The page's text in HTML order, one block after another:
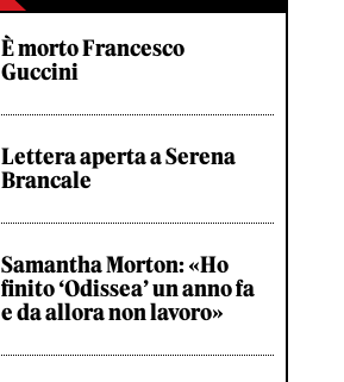
È morto Francesco
Guccini
Lettera aperta a Serena
Brancale
Samantha Morton: «Ho
finito ‘Odissea’ un anno fa
e da allora non lavoro»